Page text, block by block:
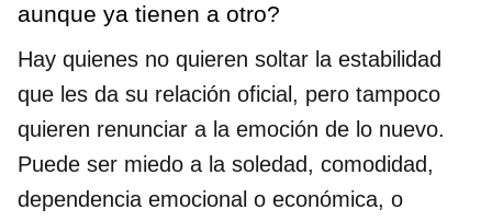
aunque ya tienen a otro?
Hay quienes no quieren soltar la estabilidad
que les da su relación oficial, pero tampoco
quieren renunciar a la emoción de lo nuevo.
Puede ser miedo a la soledad, comodidad,
dependencia emocional o económica, o